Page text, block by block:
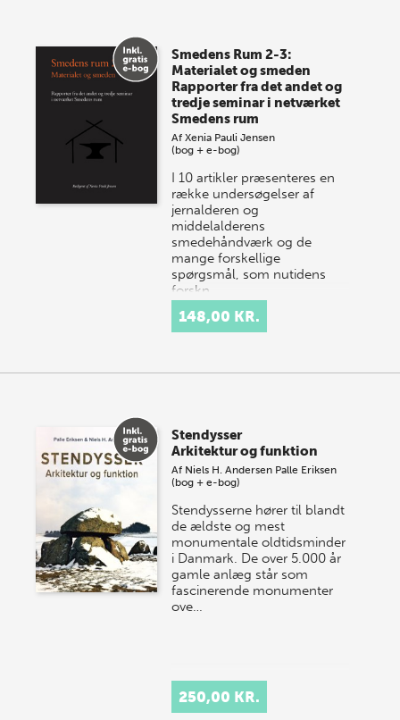
Smedens Rum 2-3:
Materialet og smeden
Rapporter fra det andet og
tredje seminar i netværket
Smedens rum
AfXenia Pauli Jensen
(bog + e-bog)
I 10 artikler præsenteres en
række undersøgelser af
jernalderen og
middelalderens
smedehåndværk og de
mange forskellige
spørgsmål, som nutidens
forskn…
148,00 KR.
Stendysser
Arkitektur og funktion
Af Niels H. Andersen Palle Eriksen
(bog + e-bog)
Stendysserne hører til blandt
de ældste og mest
monumentale oldtidsminder
i Danmark. De over 5.000 år
gamle anlæg står som
fascinerende monumenter
ove…
250,00 KR.